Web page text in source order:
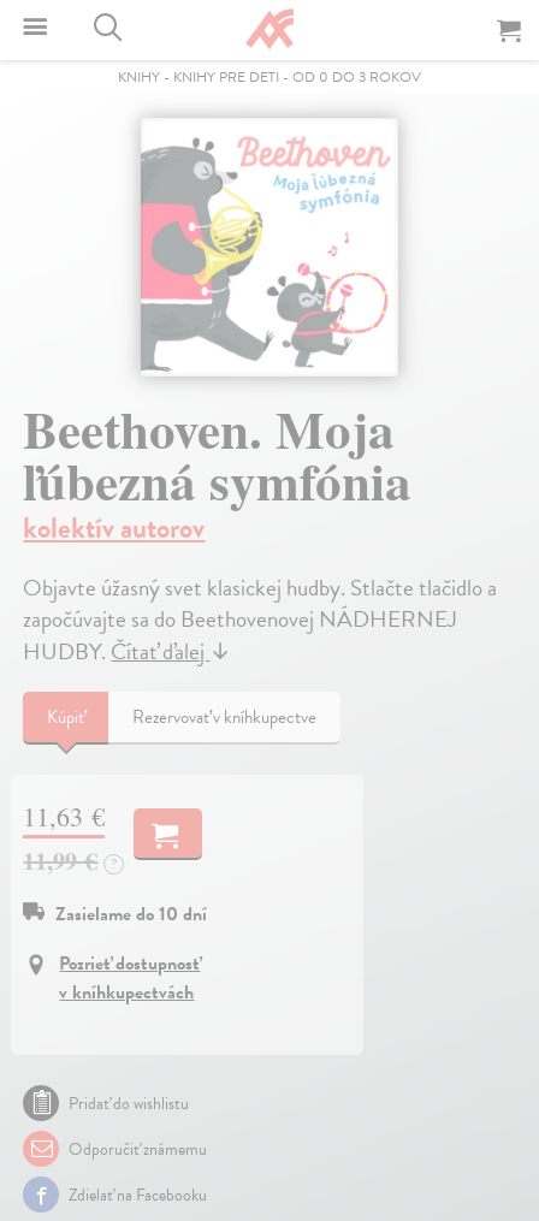
KNIHY - KNIHY PRE DETI - OD 0 DO 3 ROKOV
Beethoven. Moja
ľúbezná symfónia
kolektív autorov
Objavte úžasný svet klasickej hudby. Stlačte tlačidlo a
započúvajte sa do Beethovenovej NÁDHERNEJ
HUDBY. Čítať ďalej ↓
Kúpiť Rezervovať v kníhkupectve
11,63 €
11,99 €
?
Zasielame do 10 dní
Pozrieť dostupnosť
v kníhkupectvách
Pridať do wishlistu
Odporučiť známemu
Zdielať na Facebooku